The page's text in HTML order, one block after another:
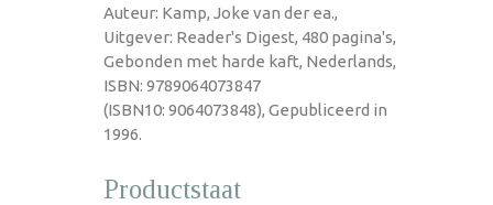
Auteur: Kamp, Joke van der ea.,
Uitgever: Reader's Digest, 480 pagina's,
Gebonden met harde kaft, Nederlands,
ISBN: 9789064073847
(ISBN10: 9064073848), Gepubliceerd in
1996.
Productstaat